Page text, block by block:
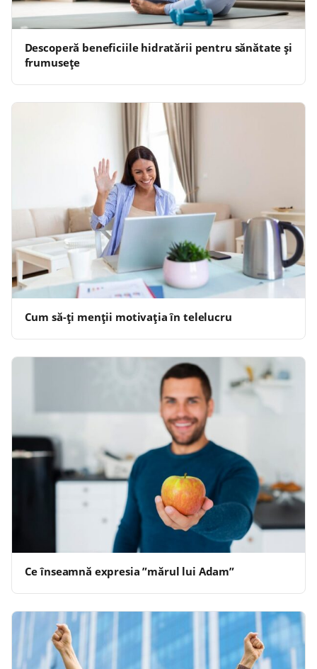
Descoperă beneficiile hidratării pentru sănătate și
frumusețe
Cum să-ți menții motivația în telelucru
Ce înseamnă expresia ”mărul lui Adam”